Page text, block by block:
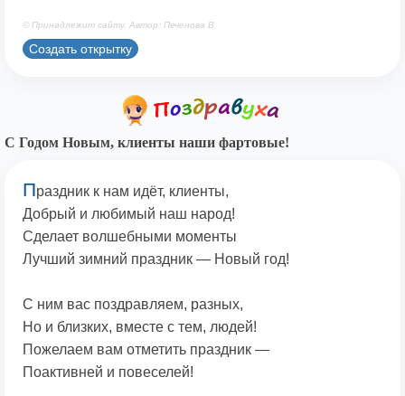
© Принадлежит сайту. Автор: Печенова В.
Создать открытку
С Годом Новым, клиенты наши фартовые!
Праздник к нам идёт, клиенты,
Добрый и любимый наш народ!
Сделает волшебными моменты
Лучший зимний праздник — Новый год!
С ним вас поздравляем, разных,
Но и близких, вместе с тем, людей!
Пожелаем вам отметить праздник —
Поактивней и повеселей!